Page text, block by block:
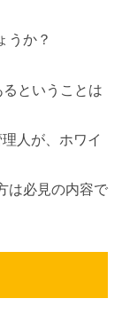
うか？
ということは
人が、ホワイ
は必見の内容で